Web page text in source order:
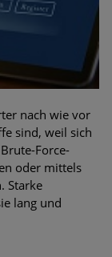
nach wie vor
sind, weil sich
Force-
oder mittels
Starke
lang und